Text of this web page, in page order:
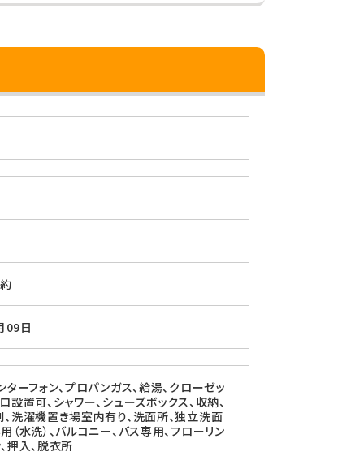
09日
ターフォン、プロパンガス、給湯、クローゼッ
設置可、シャワー、シューズボックス、収納、
、洗濯機置き場室内有り、洗面所、独立洗面
（水洗）、バルコニー、バス専用、フローリン
押入、脱衣所